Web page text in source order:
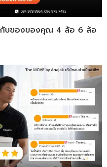
กับของของคุณ 4 ล้อ 6 ล้อ